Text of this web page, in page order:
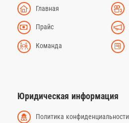
Главная
Прайс
Команда
Юридическая информация
Политика конфиденциальности